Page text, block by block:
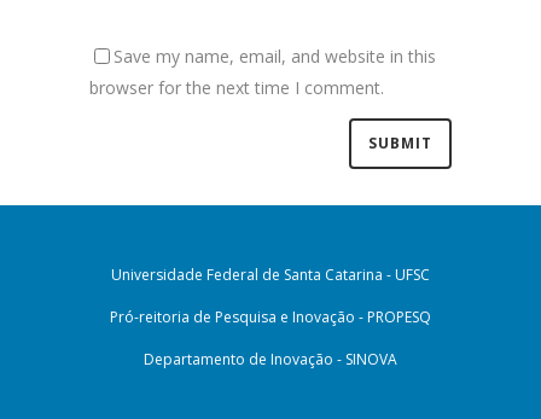
Save my name, email, and website in this
browser for the next time I comment.
Universidade Federal de Santa Catarina - UFSC
Pró-reitoria de Pesquisa e Inovação - PROPESQ
Departamento de Inovação - SINOVA